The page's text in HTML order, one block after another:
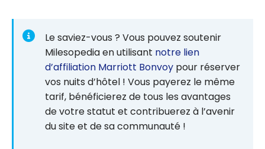
Le saviez-vous ? Vous pouvez soutenir
Milesopedia en utilisant notre lien
d’affiliation Marriott Bonvoy pour réserver
vos nuits d’hôtel ! Vous payerez le même
tarif, bénéficierez de tous les avantages
de votre statut et contribuerez à l’avenir
du site et de sa communauté !